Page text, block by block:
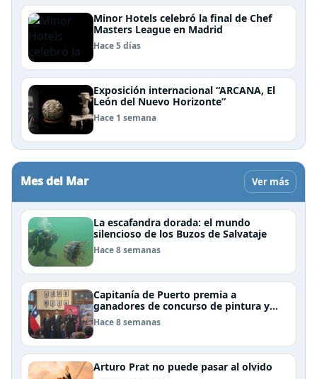
Minor Hotels celebró la final de Chef
Masters League en Madrid
Hace 5 días
Exposición internacional “ARCANA, El
León del Nuevo Horizonte”
Hace 1 semana
Mes del Mar Ver más
La escafandra dorada: el mundo
silencioso de los Buzos de Salvataje
Hace 8 semanas
Capitanía de Puerto premia a
ganadores de concurso de pintura y
cierra el Mes del Mar en Puerto Natales
Hace 8 semanas
Arturo Prat no puede pasar al olvido